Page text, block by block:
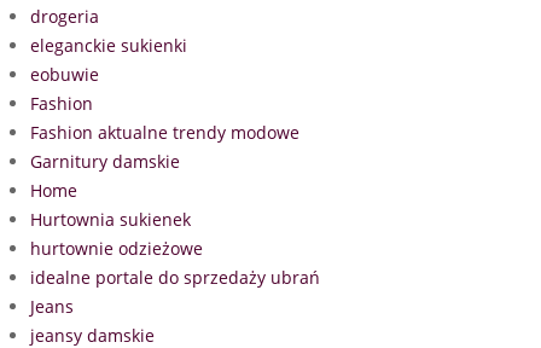
drogeria
eleganckie sukienki
eobuwie
Fashion
Fashion aktualne trendy modowe
Garnitury damskie
Home
Hurtownia sukienek
hurtownie odzieżowe
idealne portale do sprzedaży ubrań
Jeans
jeansy damskie